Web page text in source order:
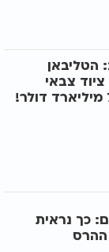
צבאי
כך נראית
ההרס